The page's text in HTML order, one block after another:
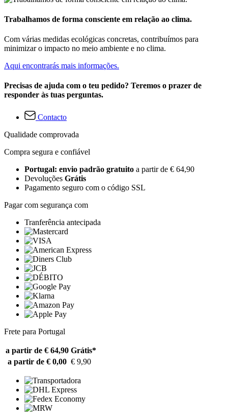
Trabalhamos de forma consciente em relação ao clima.
Com várias medidas ecológicas concretas, contribuímos para
minimizar o impacto no meio ambiente e no clima.
Aqui encontrarás mais informações.
Precisas de ajuda com o teu pedido? Teremos o prazer de
responder às tuas perguntas.
Contacto
Qualidade comprovada
Compra segura e confiável
Portugal: envio padrão gratuito a partir de € 64,90
Devoluções Grátis
Pagamento seguro com o código SSL
Pagar com segurança com
Tranferência antecipada
Frete para Portugal
a partir de € 64,90 Grátis*
a partir de € 0,00 € 9,90